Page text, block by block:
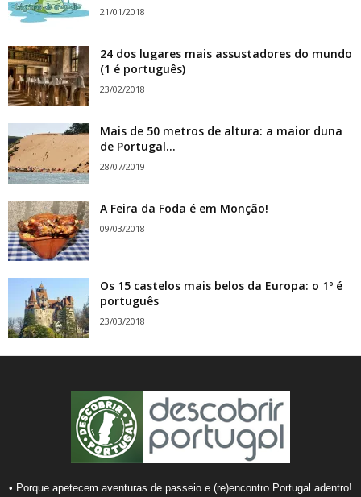
21/01/2018
24 dos lugares mais assustadores do mundo
(1 é português)
23/02/2018
Mais de 50 metros de altura: a maior duna
de Portugal...
28/07/2019
A Feira da Foda é em Monção!
09/03/2018
Os 15 castelos mais belos da Europa: o 1º é
português
23/03/2018
• Porque apetecem aventuras de passeio e (re)encontro Portugal adentro!